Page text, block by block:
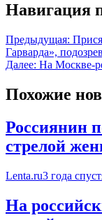
Навигация
Предыдущая:
Гарварда»,
Далее: На Москве-
Похожие
Россиянин
стрелой
Lenta.ru3 года
На